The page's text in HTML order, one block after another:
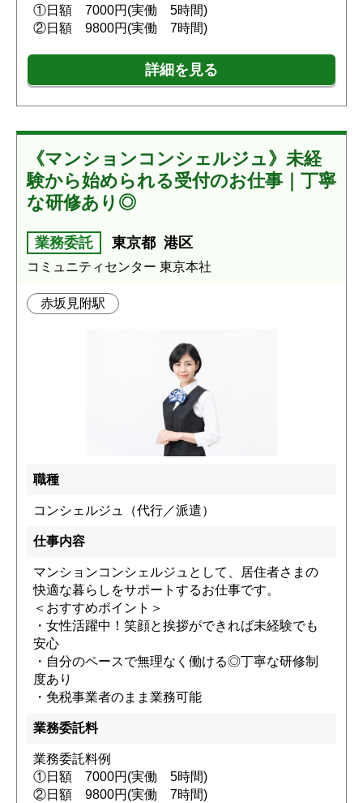
①日額 7000円(実働 5時間)
②日額 9800円(実働 7時間)
詳細を見る
《マンションコンシェルジュ》未経
験から始められる受付のお仕事｜丁寧
な研修あり◎
業務委託 東京都 港区
コミュニティセンター 東京本社
赤坂見附駅
職種
コンシェルジュ（代行／派遣）
仕事内容
マンションコンシェルジュとして、居住者さまの
快適な暮らしをサポートするお仕事です。
＜おすすめポイント＞
・女性活躍中！笑顔と挨拶ができれば未経験でも
安心
・自分のペースで無理なく働ける◎丁寧な研修制
度あり
・免税事業者のまま業務可能
業務委託料
業務委託料例
①日額 7000円(実働 5時間)
②日額 9800円(実働 7時間)